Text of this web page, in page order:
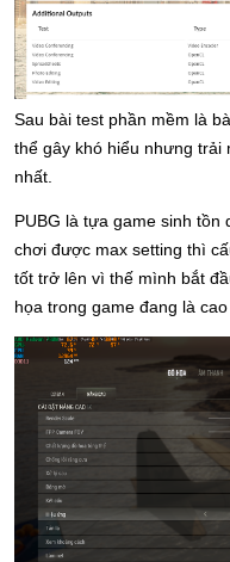
Sau bài test phần mềm là
thể gây khó hiểu nhưng trải
nhất.
PUBG là tựa game sinh
chơi được max setting thì
tốt trở lên vì thế mình bắt
họa trong game đang là